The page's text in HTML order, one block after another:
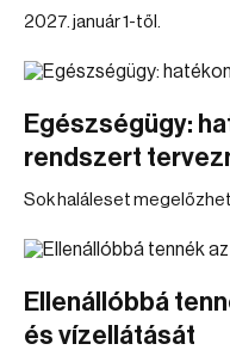
2027. január 1-től.
Egészségügy:
rendszert
Sok haláleset
Ellenállóbbá
és vízellátását